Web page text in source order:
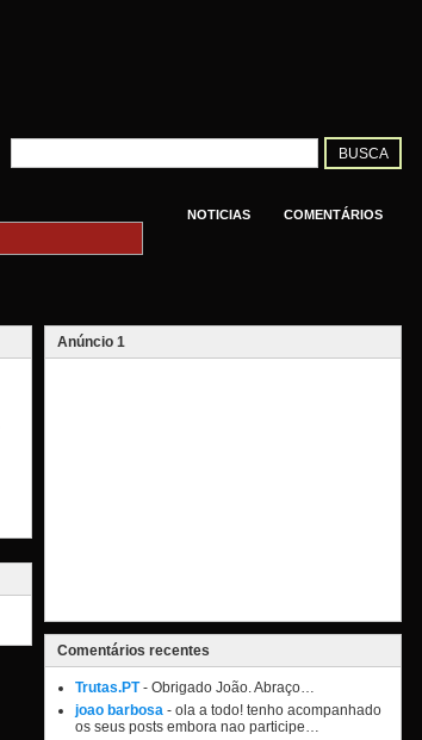
NOTICIAS
COMENTÁRIOS
Anúncio 1
Comentários recentes
Trutas.PT- Obrigado João. Abraço…
joao barbosa - ola a todo! tenho acompanhado
os seus posts embora nao participe…